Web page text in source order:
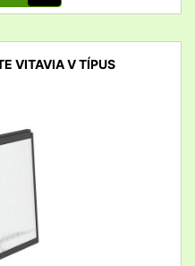
VITAVIA V TÍPUS